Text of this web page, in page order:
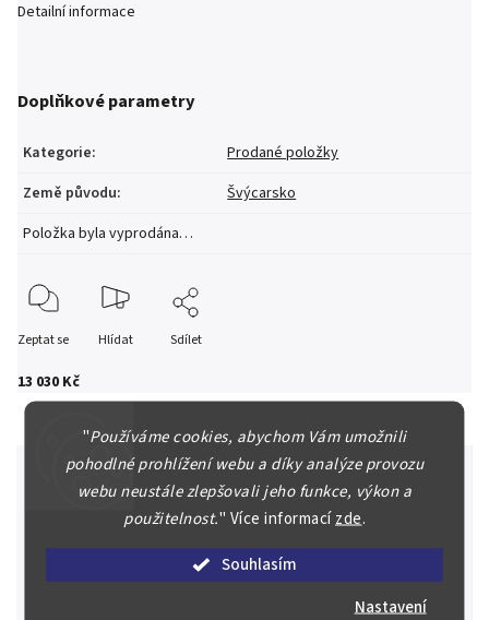
"Používáme cookies, abychom Vám umožnili
pohodlné prohlížení webu a díky analýze provozu
webu neustále zlepšovali jeho funkce, výkon a
použitelnost." Více informacízde.
Souhlasím
Nastavení
13 030 Kč
Detailní informace
Doplňkové parametry
Kategorie:
Prodané položky
Země původu:
Švýcarsko
Položka byla vyprodána…
Zeptat se Hlídat Sdílet
Špičkové služby za nejlepší ceny
Náš kolektiv specialistů a znalců se Vám bude plně věnovat.
Posoudíme kvalitu a pravost Vašeho materiálu, prodáme v naší
aukci nebo Vám poradíme kam investovat.